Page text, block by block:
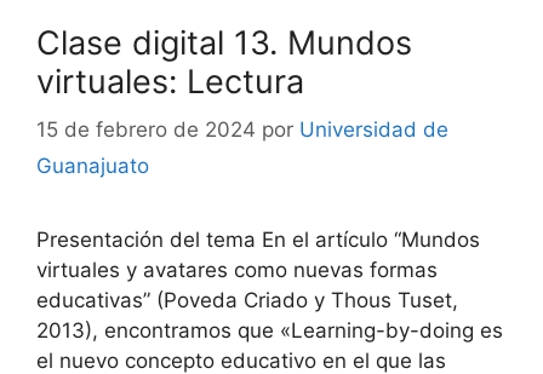
Clase digital 13. Mundos
virtuales: Lectura
15 de febrero de 2024 por Universidad de
Guanajuato
Presentación del tema En el artículo “Mundos
virtuales y avatares como nuevas formas
educativas” (Poveda Criado y Thous Tuset,
2013), encontramos que «Learning-by-doing es
el nuevo concepto educativo en el que las